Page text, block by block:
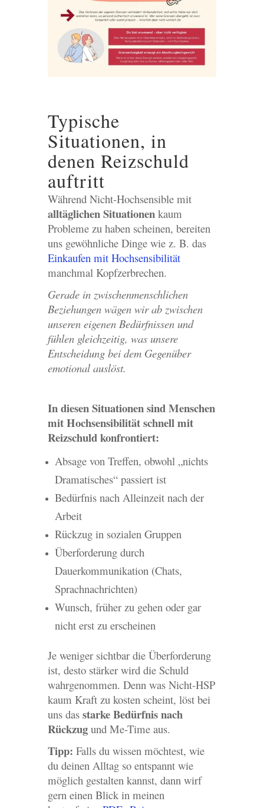
Typische
Situationen, in
denen Reizschuld
auftritt
Während Nicht-Hochsensible mit
alltäglichen Situationenkaum
Probleme zu haben scheinen, bereiten
uns gewöhnliche Dinge wie z. B. das
Einkaufen mit Hochsensibilität
manchmal Kopfzerbrechen.
Gerade in zwischenmenschlichen
Beziehungen wägen wir ab zwischen
unseren eigenen Bedürfnissen und
fühlen gleichzeitig, was unsere
Entscheidung bei dem Gegenüber
emotional auslöst.
In diesen Situationen sind Menschen
mit Hochsensibilität schnell mit
Reizschuld konfrontiert:
Absage von Treffen, obwohl „nichts
Dramatisches“ passiert ist
Bedürfnis nach Alleinzeit nach der
Arbeit
Rückzug in sozialen Gruppen
Überforderung durch
Dauerkommunikation (Chats,
Sprachnachrichten)
Wunsch, früher zu gehen oder gar
nicht erst zu erscheinen
Je weniger sichtbar die Überforderung
ist, desto stärker wird die Schuld
wahrgenommen. Denn was Nicht-HSP
kaum Kraft zu kosten scheint, löst bei
uns das starke Bedürfnis nach
Rückzugund Me-Time aus.
Tipp: Falls du wissen möchtest, wie
du deinen Alltag so entspannt wie
möglich gestalten kannst, dann wirf
gern einen Blick in meinen